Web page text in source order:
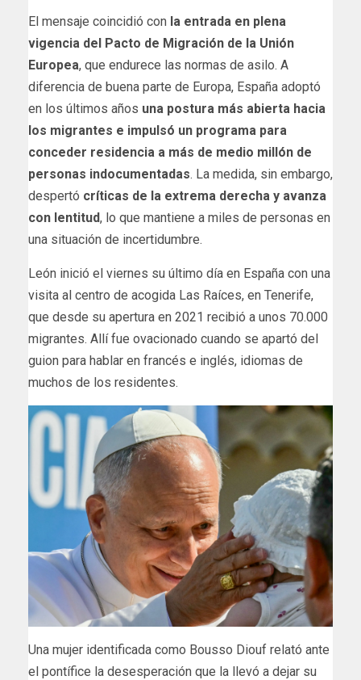
El mensaje coincidió con la entrada en plena
vigencia del Pacto de Migración de la Unión
Europea, que endurece las normas de asilo. A
diferencia de buena parte de Europa, España adoptó
en los últimos años una postura más abierta hacia
los migrantes e impulsó un programa para
conceder residencia a más de medio millón de
personas indocumentadas. La medida, sin embargo,
despertó críticas de la extrema derecha y avanza
con lentitud, lo que mantiene a miles de personas en
una situación de incertidumbre.
León inició el viernes su último día en España con una
visita al centro de acogida Las Raíces, en Tenerife,
que desde su apertura en 2021 recibió a unos 70.000
migrantes. Allí fue ovacionado cuando se apartó del
guion para hablar en francés e inglés, idiomas de
muchos de los residentes.
Una mujer identificada como Bousso Diouf relató ante
el pontífice la desesperación que la llevó a dejar su